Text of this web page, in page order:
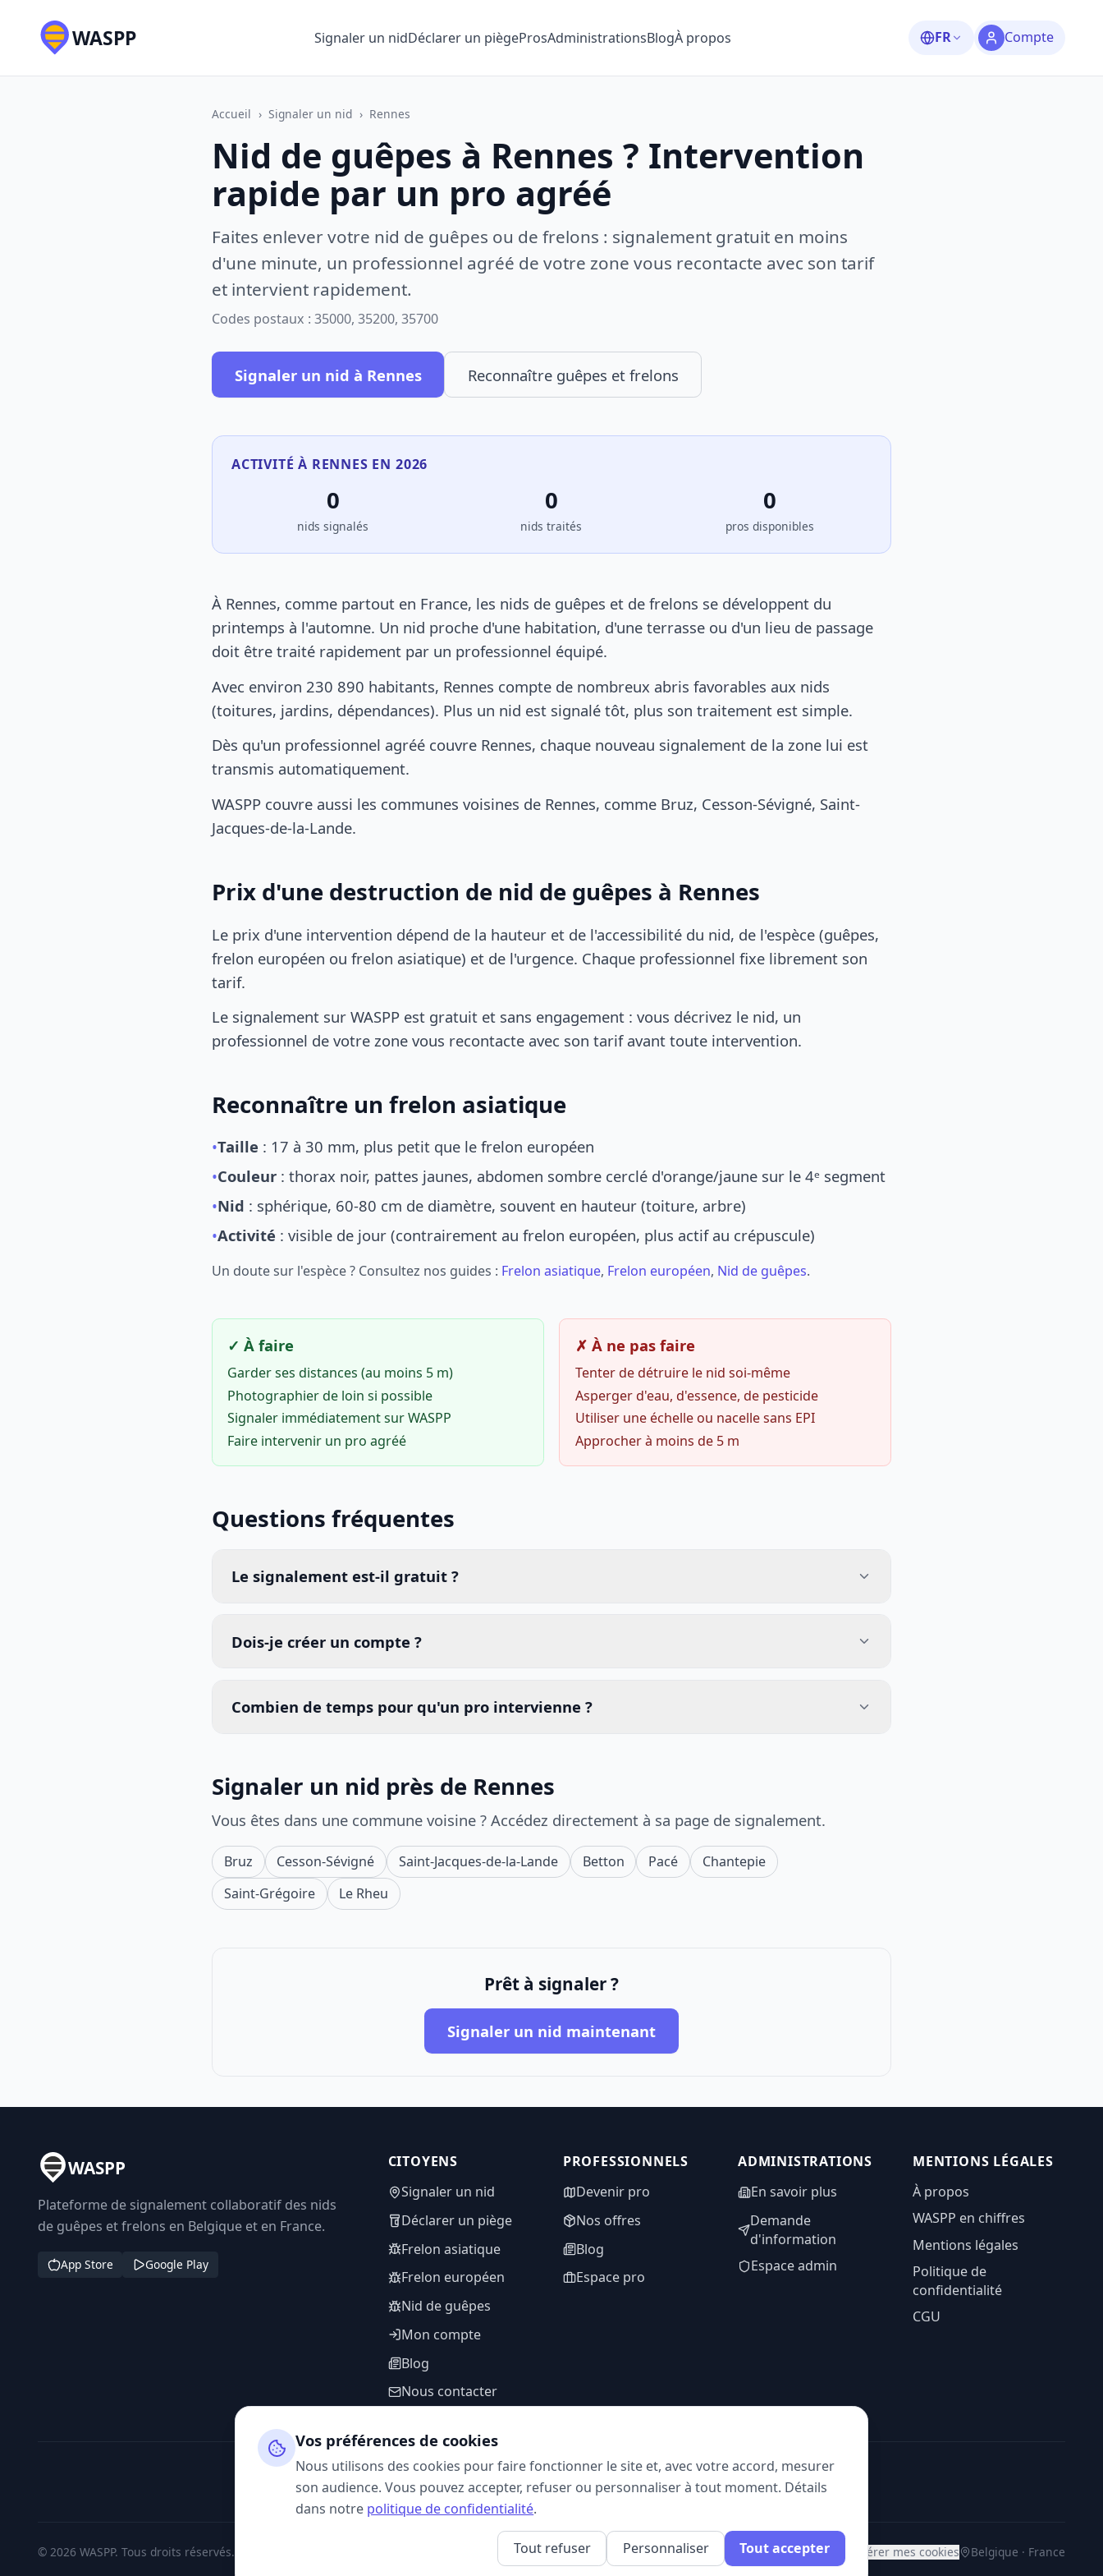
WASPP Signaler un nidDéclarer un piègeProsAdministrationsBlogÀ propos FR Compte
Accueil › Signaler un nid › Rennes
Nid de guêpes à Rennes ? Intervention
rapide par un pro agréé
Faites enlever votre nid de guêpes ou de frelons : signalement gratuit en moins
d'une minute, un professionnel agréé de votre zone vous recontacte avec son tarif
et intervient rapidement.
Codes postaux : 35000, 35200, 35700
Signaler un nid à Rennes Reconnaître guêpes et frelons
ACTIVITÉ À RENNES EN 2026
0
nids signalés
0
nids traités
0
pros disponibles
À Rennes, comme partout en France, les nids de guêpes et de frelons se développent du
printemps à l'automne. Un nid proche d'une habitation, d'une terrasse ou d'un lieu de passage
doit être traité rapidement par un professionnel équipé.
Avec environ 230 890 habitants, Rennes compte de nombreux abris favorables aux nids
(toitures, jardins, dépendances). Plus un nid est signalé tôt, plus son traitement est simple.
Dès qu'un professionnel agréé couvre Rennes, chaque nouveau signalement de la zone lui est
transmis automatiquement.
WASPP couvre aussi les communes voisines de Rennes, comme Bruz, Cesson-Sévigné, Saint-
Jacques-de-la-Lande.
Prix d'une destruction de nid de guêpes à Rennes
Le prix d'une intervention dépend de la hauteur et de l'accessibilité du nid, de l'espèce (guêpes,
frelon européen ou frelon asiatique) et de l'urgence. Chaque professionnel fixe librement son
tarif.
Le signalement sur WASPP est gratuit et sans engagement : vous décrivez le nid, un
professionnel de votre zone vous recontacte avec son tarif avant toute intervention.
Reconnaître un frelon asiatique
•Taille : 17 à 30 mm, plus petit que le frelon européen
•Couleur : thorax noir, pattes jaunes, abdomen sombre cerclé d'orange/jaune sur le 4ᵉ segment
•Nid : sphérique, 60-80 cm de diamètre, souvent en hauteur (toiture, arbre)
•Activité : visible de jour (contrairement au frelon européen, plus actif au crépuscule)
Un doute sur l'espèce ? Consultez nos guides : Frelon asiatique, Frelon européen, Nid de guêpes.
✓ À faire
Garder ses distances (au moins 5 m)
Photographier de loin si possible
Signaler immédiatement sur WASPP
Faire intervenir un pro agréé
✗ À ne pas faire
Tenter de détruire le nid soi-même
Asperger d'eau, d'essence, de pesticide
Utiliser une échelle ou nacelle sans EPI
Approcher à moins de 5 m
Questions fréquentes
Le signalement est-il gratuit ?
Dois-je créer un compte ?
Combien de temps pour qu'un pro intervienne ?
Signaler un nid près de Rennes
Vous êtes dans une commune voisine ? Accédez directement à sa page de signalement.
Bruz Cesson-Sévigné Saint-Jacques-de-la-Lande Betton Pacé
Chantepie
Saint-Grégoire
Le Rheu
Prêt à signaler ?
Signaler un nid maintenant
WASPP
Plateforme de signalement collaboratif des nids
de guêpes et frelons en Belgique et en France.
App Store Google Play
CITOYENS
Signaler un nid
Déclarer un piège
Frelon asiatique
Frelon européen
Nid de guêpes
Mon compte
Blog
Nous contacter
PROFESSIONNELS
Devenir pro
Nos offres
Blog
Espace pro
ADMINISTRATIONS
En savoir plus
Demande
d'information
Espace admin
MENTIONS LÉGALES
À propos
WASPP en chiffres
Mentions légales
Politique de
confidentialité
CGU
SUIVEZ-NOUS
© 2026 WASPP. Tous droits réservés. Gérer mes cookies Belgique · France
Vos préférences de cookies
Nous utilisons des cookies pour faire fonctionner le site et, avec votre accord, mesurer
son audience. Vous pouvez accepter, refuser ou personnaliser à tout moment. Détails
dans notre politique de confidentialité.
Tout refuser Personnaliser Tout accepter